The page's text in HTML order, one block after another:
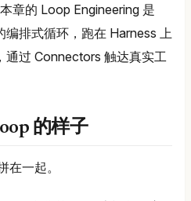
章的 Loop Engineering 是
排式循环，跑在 Harness 上
通过 Connectors 触达真实工
的样子
在一起。